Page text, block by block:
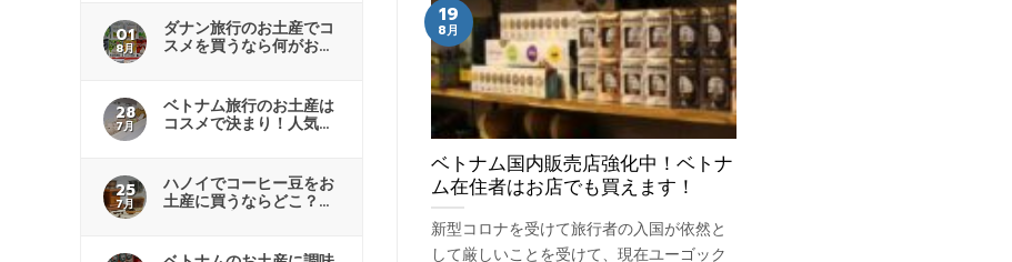
01
8月
ダナン旅行のお土産でコ
スメを買うなら何がおす
28
7月
ベトナム旅行のお土産は
コスメで決まり！人気商
25
7月
ハノイでコーヒー豆をお
土産に買うならどこ？商
品の選び方
ベトナム国内販売店強化中！ベトナ
ム在住者はお店でも買えます！
新型コロナを受けて旅行者の入国が依然と
して厳しいことを受けて、現在ユーゴック
19
8月